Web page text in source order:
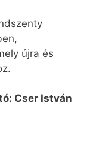
újra és
Cser István